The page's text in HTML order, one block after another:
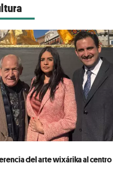
del arte wixárika al